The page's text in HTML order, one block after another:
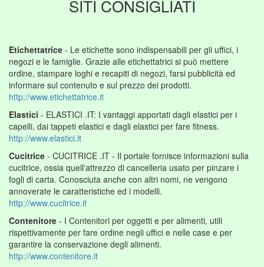
SITI CONSIGLIATI
Etichettatrice - Le etichette sono indispensabili per gli uffici, i
negozi e le famiglie. Grazie alle etichettatrici si può mettere
ordine, stampare loghi e recapiti di negozi, farsi pubblicità ed
informare sul contenuto e sul prezzo dei prodotti.
http://www.etichettatrice.it
Elastici - ELASTICI .IT: I vantaggi apportati dagli elastici per i
capelli, dai tappeti elastici e dagli elastici per fare fitness.
http://www.elastici.it
Cucitrice - CUCITRICE .IT - Il portale fornisce informazioni sulla
cucitrice, ossia quell'attrezzo di cancelleria usato per pinzare i
fogli di carta. Conosciuta anche con altri nomi, ne vengono
annoverate le caratteristiche ed i modelli.
http://www.cucitrice.it
Contenitore - I Contenitori per oggetti e per alimenti, utili
rispettivamente per fare ordine negli uffici e nelle case e per
garantire la conservazione degli alimenti.
http://www.contenitore.it